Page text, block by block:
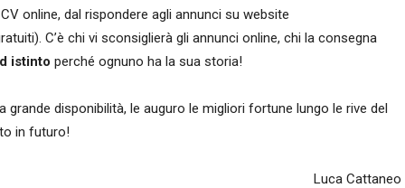
online, dal rispondere agli annunci su website
C’è chi vi sconsiglierà gli annunci online, chi la consegna
istinto perché ognuno ha la sua storia!
grande disponibilità, le auguro le migliori fortune lungo le rive del
in futuro!
Luca Cattaneo